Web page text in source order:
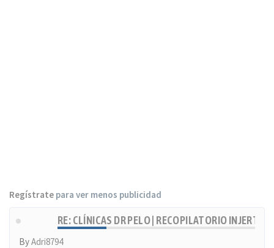
Regístrate para ver menos publicidad
RE: CLÍNICAS DR PELO | RECOPILATORIO
ByAdri8794